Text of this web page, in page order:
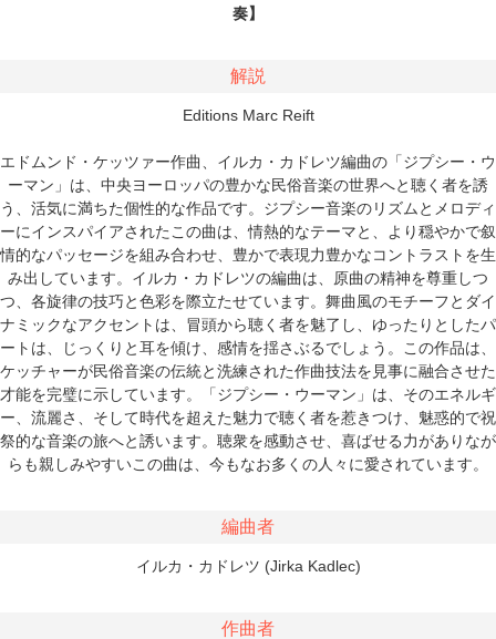
奏】
解説
Editions Marc Reift
エドムンド・ケッツァー作曲、イルカ・カドレツ編曲の「ジプシー・ウ
ーマン」は、中央ヨーロッパの豊かな民俗音楽の世界へと聴く者を誘
う、活気に満ちた個性的な作品です。ジプシー音楽のリズムとメロディ
ーにインスパイアされたこの曲は、情熱的なテーマと、より穏やかで叙
情的なパッセージを組み合わせ、豊かで表現力豊かなコントラストを生
み出しています。イルカ・カドレツの編曲は、原曲の精神を尊重しつ
つ、各旋律の技巧と色彩を際立たせています。舞曲風のモチーフとダイ
ナミックなアクセントは、冒頭から聴く者を魅了し、ゆったりとしたパ
ートは、じっくりと耳を傾け、感情を揺さぶるでしょう。この作品は、
ケッチャーが民俗音楽の伝統と洗練された作曲技法を見事に融合させた
才能を完璧に示しています。「ジプシー・ウーマン」は、そのエネルギ
ー、流麗さ、そして時代を超えた魅力で聴く者を惹きつけ、魅惑的で祝
祭的な音楽の旅へと誘います。聴衆を感動させ、喜ばせる力がありなが
らも親しみやすいこの曲は、今もなお多くの人々に愛されています。
編曲者
イルカ・カドレツ (Jirka Kadlec)
作曲者